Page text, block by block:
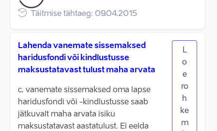
Täitmise tähtaeg: 09.04.2015
Lahenda vanemate sissemaksed
haridusfondi või kindlustusse
maksustatavast tulust maha arvata
c. vanemate sissemaksed oma lapse
haridusfondi või -kindlustusse saab
jätkuvalt maha arvata isiku
maksustatavast aastatulust. Ei eelda
L
o
e
ro
h
ke
m